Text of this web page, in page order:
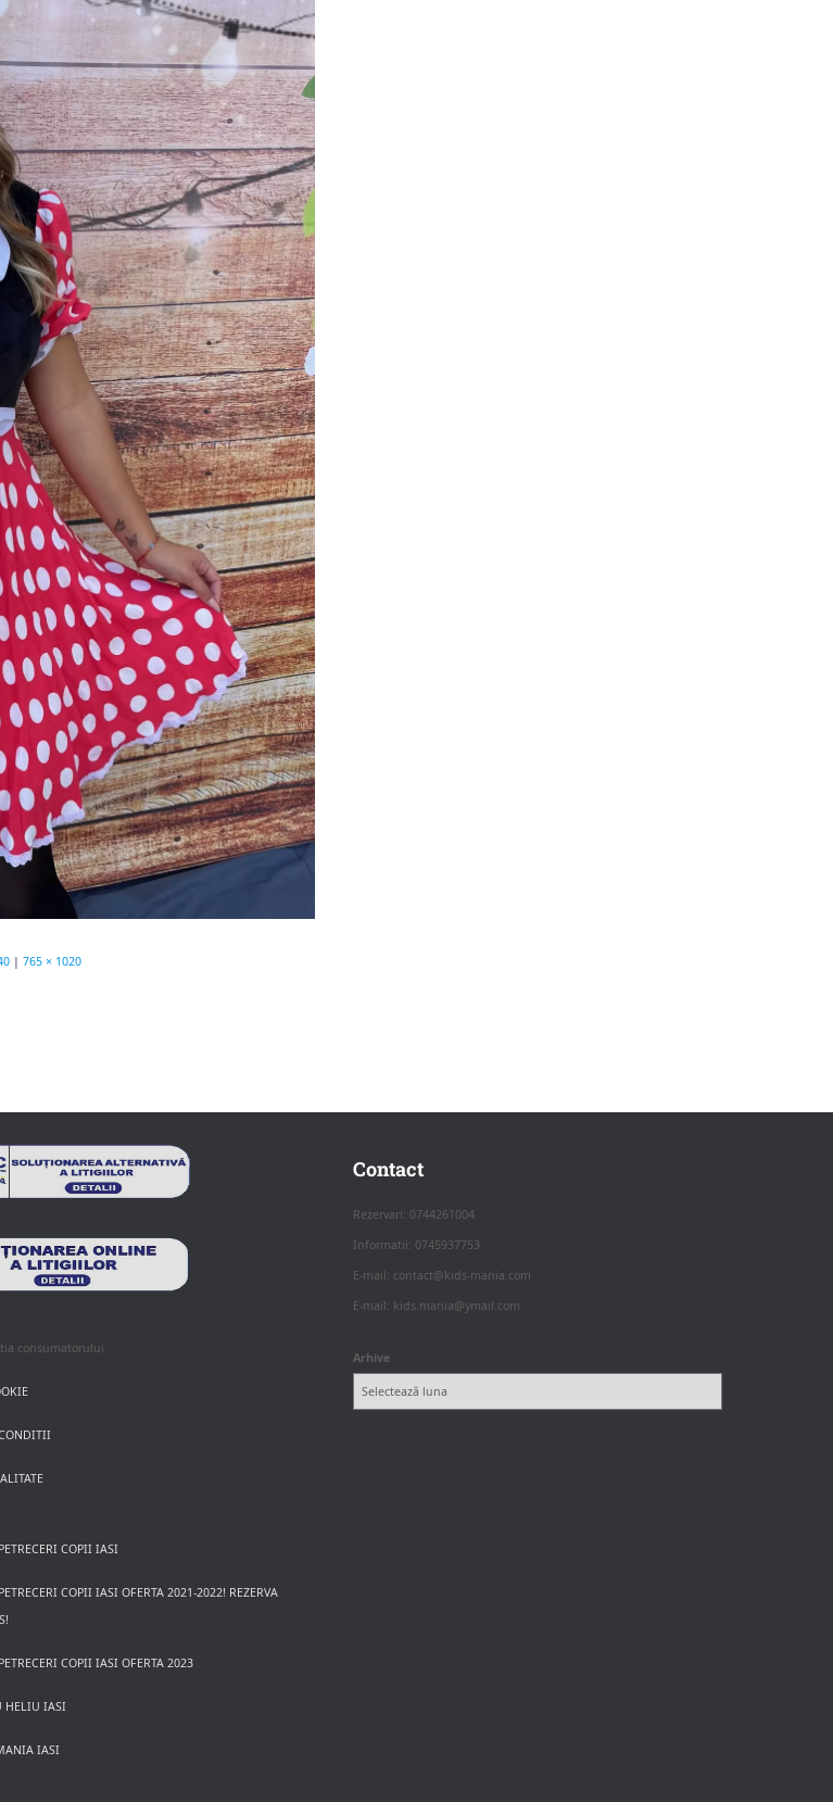
| 765 × 1020
consumatorului
COPII IASI
COPII IASI OFERTA 2021-2022! REZERVA
COPII IASI OFERTA 2023
HELIU IASI
IASI
Contact
Rezervari: 0744261004
Informatii: 0745937753
E-mail: contact@kids-mania.com
E-mail: kids.mania@ymail.com
Arhive